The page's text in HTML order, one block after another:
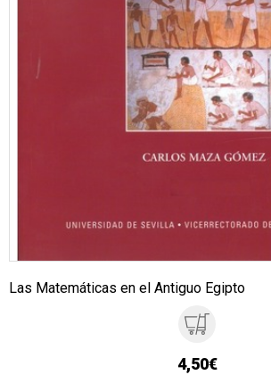
Las Matemáticas en el Antiguo Egipto
4,50€